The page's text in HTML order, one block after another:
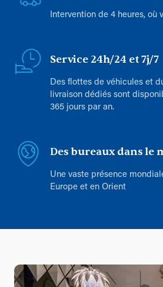
Intervention de 4 heures, où
Service 24h/24 et 7j/7
Des flottes de véhicules et
livraison dédiés sont
365 jours par an.
Des bureaux dans le
Une vaste présence
Europe et en Orient